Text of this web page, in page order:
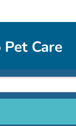
Pet Care